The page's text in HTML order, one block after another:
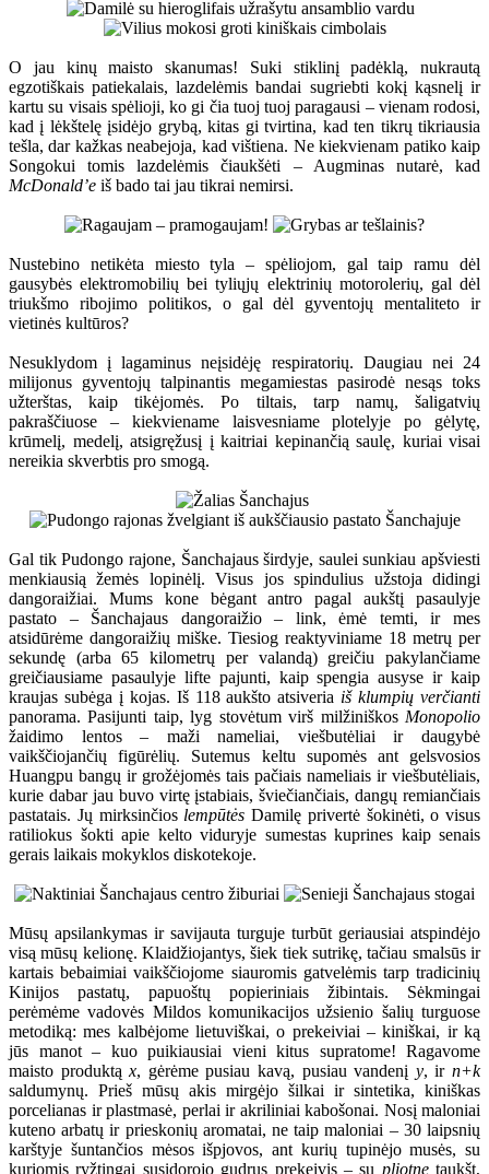
O jau kinų maisto skanumas! Suki stiklinį padėklą, nukrautą
egzotiškais patiekalais, lazdelėmis bandai sugriebti kokį kąsnelį ir
kartu su visais spėlioji, ko gi čia tuoj tuoj paragausi – vienam rodosi,
kad į lėkštelę įsidėjo grybą, kitas gi tvirtina, kad ten tikrų tikriausia
tešla, dar kažkas neabejoja, kad vištiena. Ne kiekvienam patiko kaip
Songokui tomis lazdelėmis čiaukšėti – Augminas nutarė, kad
McDonald’e iš bado tai jau tikrai nemirsi.
Nustebino netikėta miesto tyla – spėliojom, gal taip ramu dėl
gausybės elektromobilių bei tyliųjų elektrinių motorolerių, gal dėl
triukšmo ribojimo politikos, o gal dėl gyventojų mentaliteto ir
vietinės kultūros?
Nesuklydom į lagaminus neįsidėję respiratorių. Daugiau nei 24
milijonus gyventojų talpinantis megamiestas pasirodė nesąs toks
užterštas, kaip tikėjomės. Po tiltais, tarp namų, šaligatvių
pakraščiuose – kiekviename laisvesniame plotelyje po gėlytę,
krūmelį, medelį, atsigręžusį į kaitriai kepinančią saulę, kuriai visai
nereikia skverbtis pro smogą.
Gal tik Pudongo rajone, Šanchajaus širdyje, saulei sunkiau apšviesti
menkiausią žemės lopinėlį. Visus jos spindulius užstoja didingi
dangoraižiai. Mums kone bėgant antro pagal aukštį pasaulyje
pastato – Šanchajaus dangoraižio – link, ėmė temti, ir mes
atsidūrėme dangoraižių miške. Tiesiog reaktyviniame 18 metrų per
sekundę (arba 65 kilometrų per valandą) greičiu pakylančiame
greičiausiame pasaulyje lifte pajunti, kaip spengia ausyse ir kaip
kraujas subėga į kojas. Iš 118 aukšto atsiveria iš klumpių verčianti
panorama. Pasijunti taip, lyg stovėtum virš milžiniškos Monopolio
žaidimo lentos – maži nameliai, viešbutėliai ir daugybė
vaikščiojančių figūrėlių. Sutemus keltu supomės ant gelsvosios
Huangpu bangų ir grožėjomės tais pačiais nameliais ir viešbutėliais,
kurie dabar jau buvo virtę įstabiais, šviečiančiais, dangų remiančiais
pastatais. Jų mirksinčios lempūtės Damilę privertė šokinėti, o visus
ratiliokus šokti apie kelto viduryje sumestas kuprines kaip senais
gerais laikais mokyklos diskotekoje.
Mūsų apsilankymas ir savijauta turguje turbūt geriausiai atspindėjo
visą mūsų kelionę. Klaidžiojantys, šiek tiek sutrikę, tačiau smalsūs ir
kartais bebaimiai vaikščiojome siauromis gatvelėmis tarp tradicinių
Kinijos pastatų, papuoštų popieriniais žibintais. Sėkmingai
perėmėme vadovės Mildos komunikacijos užsienio šalių turguose
metodiką: mes kalbėjome lietuviškai, o prekeiviai – kiniškai, ir ką
jūs manot – kuo puikiausiai vieni kitus supratome! Ragavome
maisto produktąx, gėrėme pusiau kavą, pusiau vandenį y, irn+k
saldumynų. Prieš mūsų akis mirgėjo šilkai ir sintetika, kiniškas
porcelianas ir plastmasė, perlai ir akriliniai kabošonai. Nosį maloniai
kuteno arbatų ir prieskonių aromatai, ne taip maloniai – 30 laipsnių
karštyje šuntančios mėsos išpjovos, ant kurių tupinėjo musės, su
kuriomis ryžtingai susidorojo gudrus prekeivis – su pliotnetaukšt,